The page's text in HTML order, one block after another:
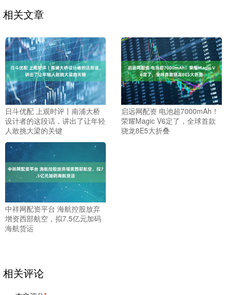
相关文章
日斗优配 上观时评丨南浦大桥
设计者的这段话，讲出了让年轻
人敢挑大梁的关键
启远网配资 电池超7000mAh！
荣耀Magic V6定了，全球首款
骁龙8E5大折叠
中祥网配资平台 海航控股放弃
增资西部航空，拟7.5亿元加码
海航货运
相关评论